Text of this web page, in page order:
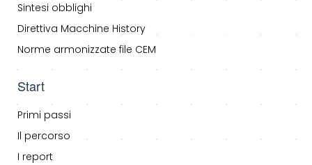
Sintesi obblighi
Direttiva Macchine History
Norme armonizzate file CEM
Start
Primi passi
Il percorso
I report